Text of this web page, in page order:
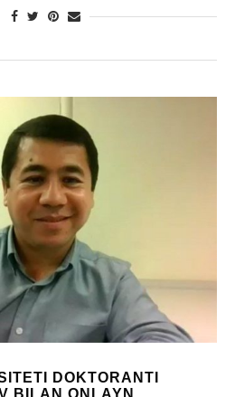
DOKTORANTI
BILAN ONLAYN